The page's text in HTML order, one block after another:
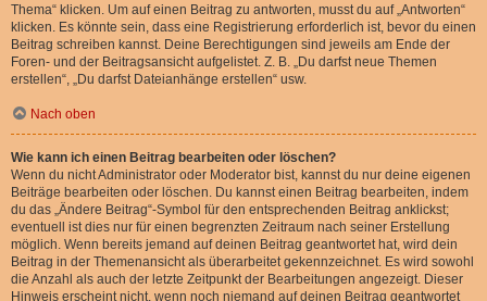
Thema“ klicken. Um auf einen Beitrag zu antworten, musst du auf „Antworten“
klicken. Es könnte sein, dass eine Registrierung erforderlich ist, bevor du einen
Beitrag schreiben kannst. Deine Berechtigungen sind jeweils am Ende der
Foren- und der Beitragsansicht aufgelistet. Z. B. „Du darfst neue Themen
erstellen“, „Du darfst Dateianhänge erstellen“ usw.
Nach oben
Wie kann ich einen Beitrag bearbeiten oder löschen?
Wenn du nicht Administrator oder Moderator bist, kannst du nur deine eigenen
Beiträge bearbeiten oder löschen. Du kannst einen Beitrag bearbeiten, indem
du das „Ändere Beitrag“-Symbol für den entsprechenden Beitrag anklickst;
eventuell ist dies nur für einen begrenzten Zeitraum nach seiner Erstellung
möglich. Wenn bereits jemand auf deinen Beitrag geantwortet hat, wird dein
Beitrag in der Themenansicht als überarbeitet gekennzeichnet. Es wird sowohl
die Anzahl als auch der letzte Zeitpunkt der Bearbeitungen angezeigt. Dieser
Hinweis erscheint nicht, wenn noch niemand auf deinen Beitrag geantwortet